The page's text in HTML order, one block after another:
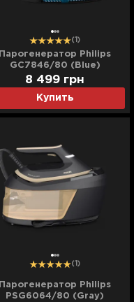
(1)
Парогенератор Philips
GC7846/80 (Blue)
Купить
8 499 грн
(1)
Парогенератор Philips
PSG6064/80 (Gray)